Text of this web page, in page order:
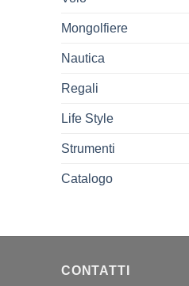
Mongolfiere
Nautica
Regali
Life Style
Strumenti
Catalogo
CONTATTI